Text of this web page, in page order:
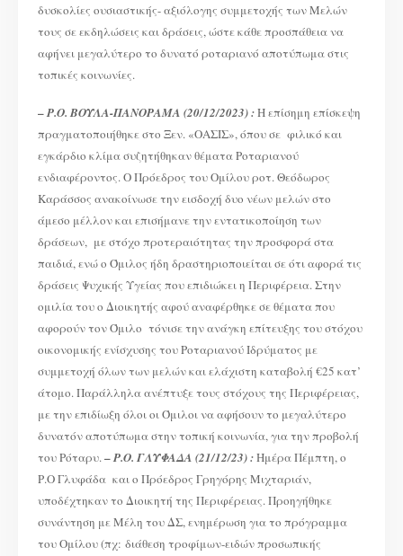
δυσκολίες ουσιαστικής- αξιόλογης συμμετοχής των Μελών
τους σε εκδηλώσεις και δράσεις, ώστε κάθε προσπάθεια να
αφήνει μεγαλύτερο το δυνατό ροταριανό αποτύπωμα στις
τοπικές κοινωνίες.
–Ρ.Ο. ΒΟΥΛΑ-ΠΑΝΟΡΑΜΑ (20/12/2023) :Η επίσημη επίσκεψη
πραγματοποιήθηκε στο Ξεν. «ΟΑΣΙΣ», όπου σε φιλικό και
εγκάρδιο κλίμα συζητήθηκαν θέματα Ροταριανού
ενδιαφέροντος. Ο Πρόεδρος του Ομίλου ροτ. Θεόδωρος
Καράσσος ανακοίνωσε την εισδοχή δυο νέων μελών στο
άμεσο μέλλον και επισήμανε την εντατικοποίηση των
δράσεων, με στόχο προτεραιότητας την προσφορά στα
παιδιά, ενώ ο Όμιλος ήδη δραστηριοποιείται σε ότι αφορά τις
δράσεις Ψυχικής Υγείας που επιδιώκει η Περιφέρεια. Στην
ομιλία του ο Διοικητής αφού αναφέρθηκε σε θέματα που
αφορούν τον Όμιλο τόνισε την ανάγκη επίτευξης του στόχου
οικονομικής ενίσχυσης του Ροταριανού Ιδρύματος με
συμμετοχή όλων των μελών και ελάχιστη καταβολή €25 κατ’
άτομο. Παράλληλα ανέπτυξε τους στόχους της Περιφέρειας,
με την επιδίωξη όλοι οι Όμιλοι να αφήσουν το μεγαλύτερο
δυνατόν αποτύπωμα στην τοπική κοινωνία, για την προβολή
του Ρόταρυ.–Ρ.Ο. ΓΛΥΦΑΔΑ (21/12/23) :Ημέρα Πέμπτη, ο
Ρ.Ο Γλυφάδα και ο Πρόεδρος Γρηγόρης Μιχταριάν,
υποδέχτηκαν το Διοικητή της Περιφέρειας. Προηγήθηκε
συνάντηση με Μέλη του ΔΣ, ενημέρωση για το πρόγραμμα
του Ομίλου (πχ: διάθεση τροφίμων-ειδών προσωπικής